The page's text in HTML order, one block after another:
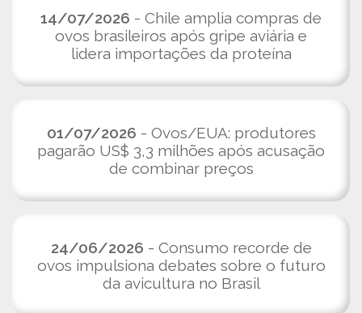
14/07/2026 - Chile amplia compras de
ovos brasileiros após gripe aviária e
lidera importações da proteína
01/07/2026 - Ovos/EUA: produtores
pagarão US$ 3,3 milhões após acusação
de combinar preços
24/06/2026 - Consumo recorde de
ovos impulsiona debates sobre o futuro
da avicultura no Brasil